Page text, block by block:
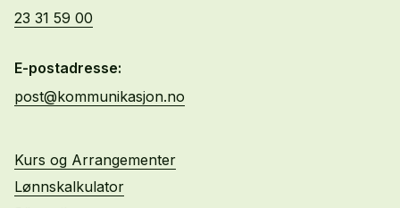
23 31 59 00
E-postadresse:
post@kommunikasjon.no
Kurs og Arrangementer
Lønnskalkulator